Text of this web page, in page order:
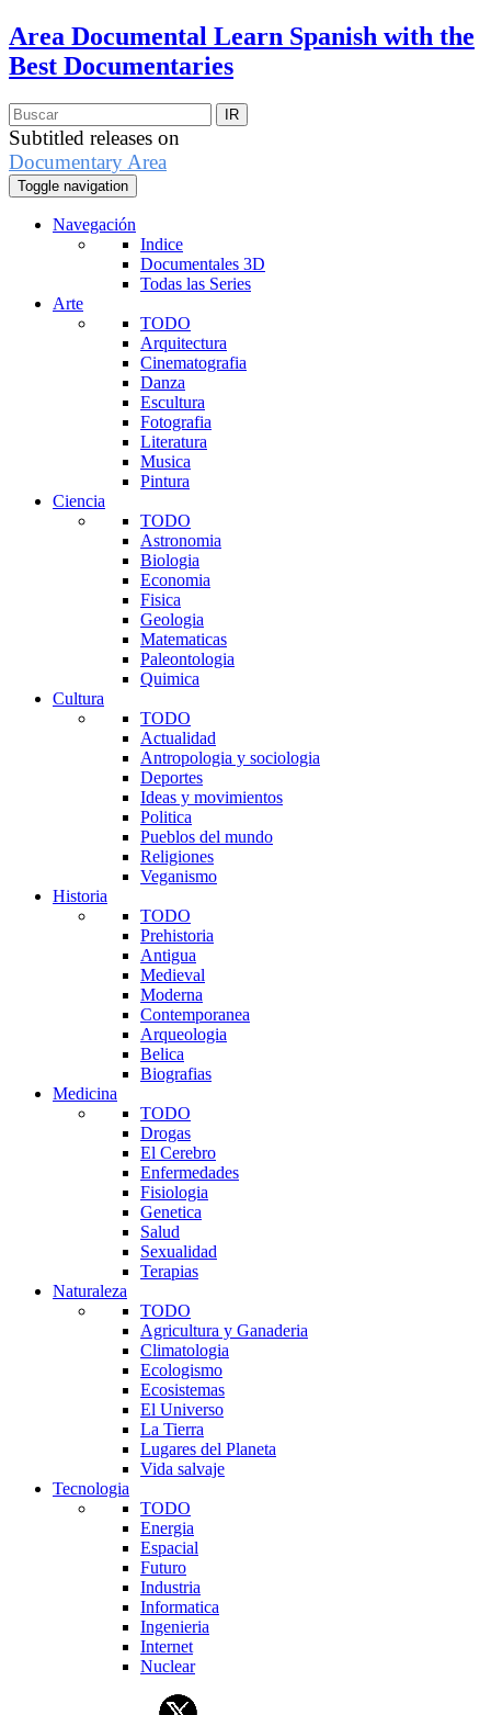
Area Documental Learn Spanish with the
Best Documentaries
Subtitled releases on
Documentary Area
Toggle navigation
Navegación
Indice
Documentales 3D
Todas las Series
Arte
TODO
Arquitectura
Cinematografia
Danza
Escultura
Fotografia
Literatura
Musica
Pintura
Ciencia
TODO
Astronomia
Biologia
Economia
Fisica
Geologia
Matematicas
Paleontologia
Quimica
Cultura
TODO
Actualidad
Antropologia y sociologia
Deportes
Ideas y movimientos
Politica
Pueblos del mundo
Religiones
Veganismo
Historia
TODO
Prehistoria
Antigua
Medieval
Moderna
Contemporanea
Arqueologia
Belica
Biografias
Medicina
TODO
Drogas
El Cerebro
Enfermedades
Fisiologia
Genetica
Salud
Sexualidad
Terapias
Naturaleza
TODO
Agricultura y Ganaderia
Climatologia
Ecologismo
Ecosistemas
El Universo
La Tierra
Lugares del Planeta
Vida salvaje
Tecnologia
TODO
Energia
Espacial
Futuro
Industria
Informatica
Ingenieria
Internet
Nuclear